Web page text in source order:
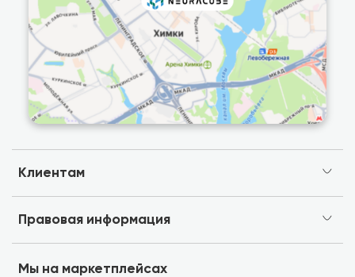
Клиентам
Правовая информация
Мы на маркетплейсах